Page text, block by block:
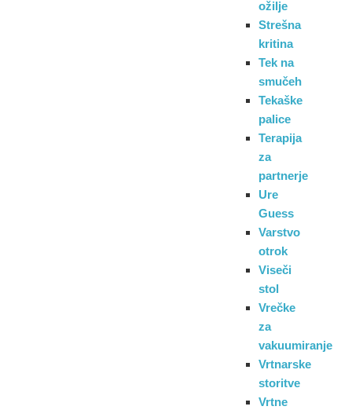
ožilje
Strešna
kritina
Tek na
smučeh
Tekaške
palice
Terapija
za
partnerje
Ure
Guess
Varstvo
otrok
Viseči
stol
Vrečke
za
vakuumiranje
Vrtnarske
storitve
Vrtne